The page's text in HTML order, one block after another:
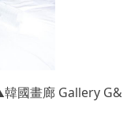
國畫廊 Gallery G&